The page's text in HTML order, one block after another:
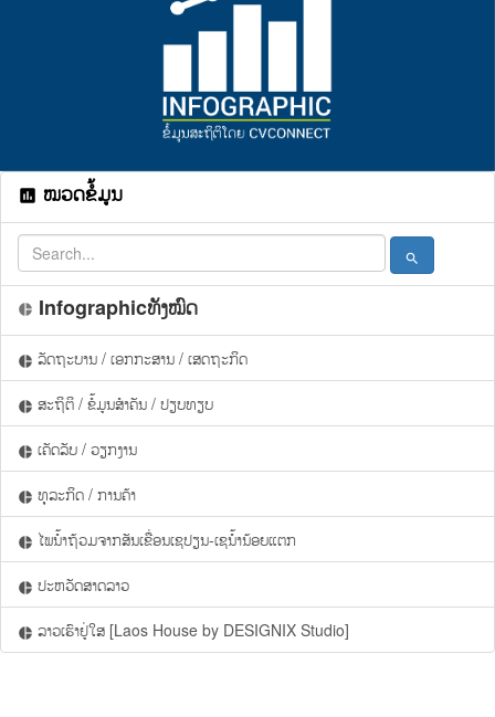
assessment ໝວດຂໍ້ມູນ
search
pie_chart Infographicທັງໝົດ
pie_chart ລັດຖະບານ / ເອກກະສານ / ເສດຖະກິດ
pie_chart ສະຖິຕິ / ຂໍ້ມູນສຳຄັນ / ປຽບທຽບ
pie_chart ເຄັດລັບ / ວຽກງານ
pie_chart ທຸລະກິດ / ການຄ້າ
pie_chart ໄພນ້ຳຖ້ວມຈາກສັນເຂື່ອນເຊປຽນ-ເຊນ້ຳນ້ອຍແຕກ
pie_chart ປະຫວັດສາດລາວ
pie_chart ລາວເຮົາຢູ່ໃສ [Laos House by DESIGNIX Studio]